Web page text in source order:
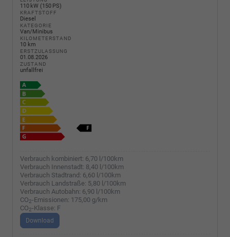
110 kW (150 PS)
KRAFTSTOFF
Diesel
KATEGORIE
Van/Minibus
KILOMETERSTAND
10 km
ERSTZULASSUNG
01.08.2026
ZUSTAND
unfallfrei
Verbrauch kombiniert: 6,70 l/100km
Verbrauch Innenstadt: 8,40 l/100km
Verbrauch Stadtrand: 6,60 l/100km
Verbrauch Landstraße: 5,80 l/100km
Verbrauch Autobahn: 6,90 l/100km
CO2-Emissionen: 175,00 g/km
CO2-Klasse: F
Download